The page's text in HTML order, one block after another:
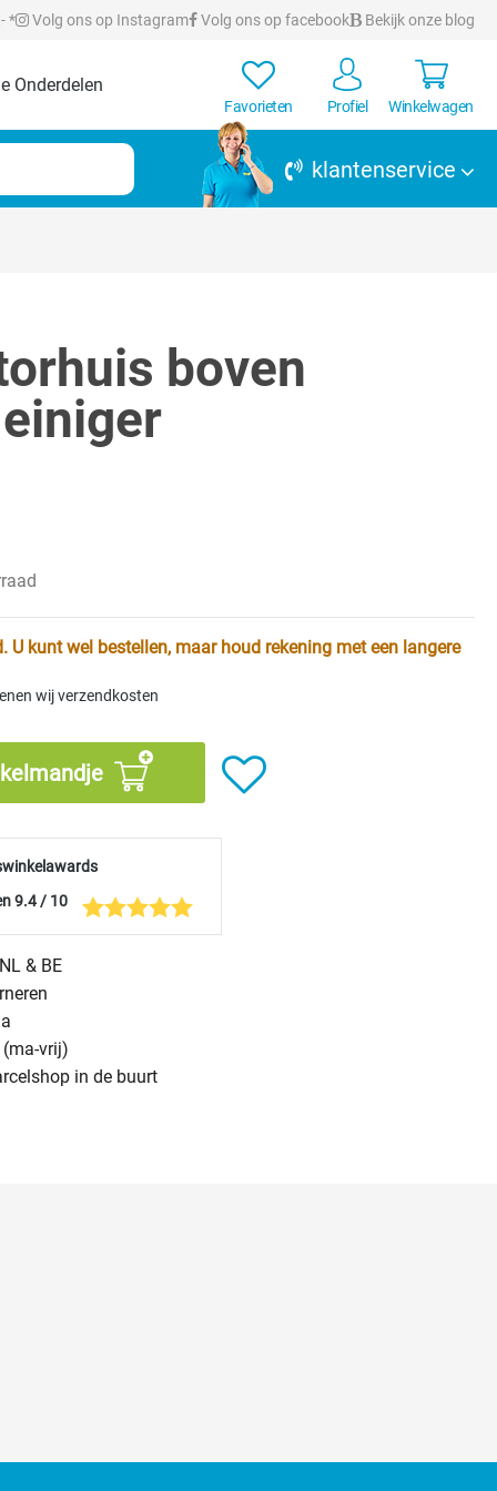
* Volg ons op Instagram Volg ons op facebook Bekijk onze blog
Onderdelen
Favorieten Profiel Winkelwagen
klantenservice
boven
U kunt wel bestellen, maar houd rekening met een langere
wij verzendkosten
9.4 / 10
& BE
vrij)
in de buurt